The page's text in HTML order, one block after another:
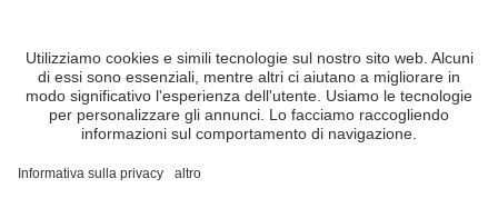
VIVOSüdtirol è il portale di viaggio per chi desidera vivere il
Trentino Alto Adige davvero – con consigli autentici, alloggi e
offerte su misura.
Nonostante il lavoro accurato e il costante aggiornamento dei